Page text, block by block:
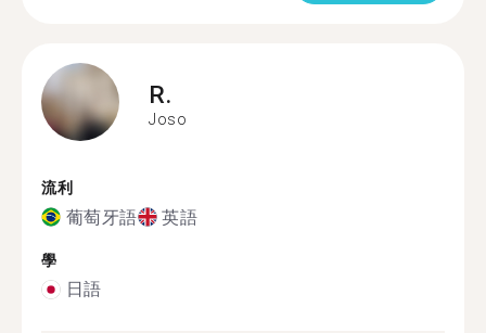
R.
Joso
流利
葡萄牙語 英語
學
日語